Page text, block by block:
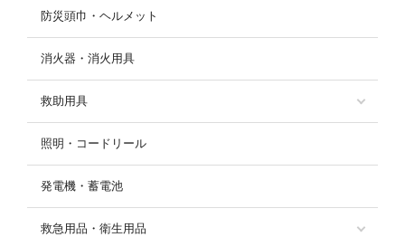
防災頭巾・ヘルメット
消火器・消火用具
救助用具
照明・コードリール
発電機・蓄電池
救急用品・衛生用品